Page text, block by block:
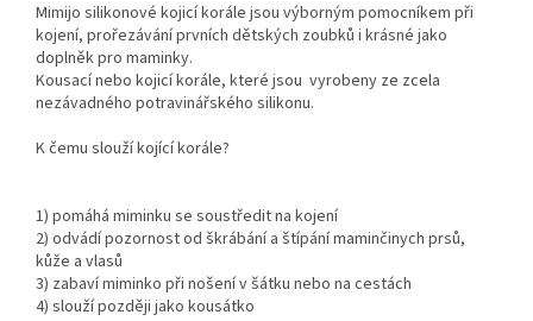
Mimijo silikonové kojicí korále jsou výborným pomocníkem při
kojení, prořezávání prvních dětských zoubků i krásné jako
doplněk pro maminky.
Kousací nebo kojicí korále, které jsou vyrobeny ze zcela
nezávadného potravinářského silikonu.
K čemu slouží kojící korále?
1) pomáhá miminku se soustředit na kojení
2) odvádí pozornost od škrábání a štípání maminčinych prsů,
kůže a vlasů
3) zabaví miminko při nošení v šátku nebo na cestách
4) slouží později jako kousátko